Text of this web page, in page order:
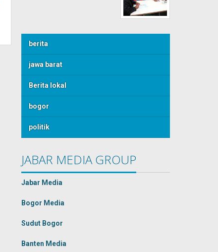
berita
jawa barat
Berita lokal
bogor
politik
JABAR MEDIA GROUP
Jabar Media
Bogor Media
Sudut Bogor
Banten Media